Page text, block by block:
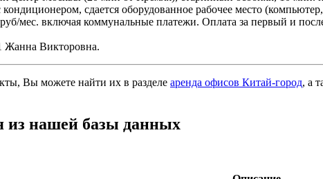
сдается оборудованное рабочее место
мес. включая коммунальные платежи. Оплата за первый и
Жанна Викторовна.
Вы можете найти их в разделе аренда офисов Китай-город, а
из нашей базы данных